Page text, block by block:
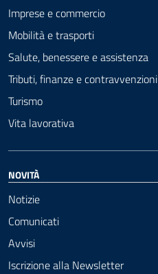
Imprese e commercio
Mobilità e trasporti
Salute, benessere e assistenza
Tributi, finanze e contravvenzioni
Turismo
Vita lavorativa
NOVITÀ
Notizie
Comunicati
Avvisi
Iscrizione alla Newsletter